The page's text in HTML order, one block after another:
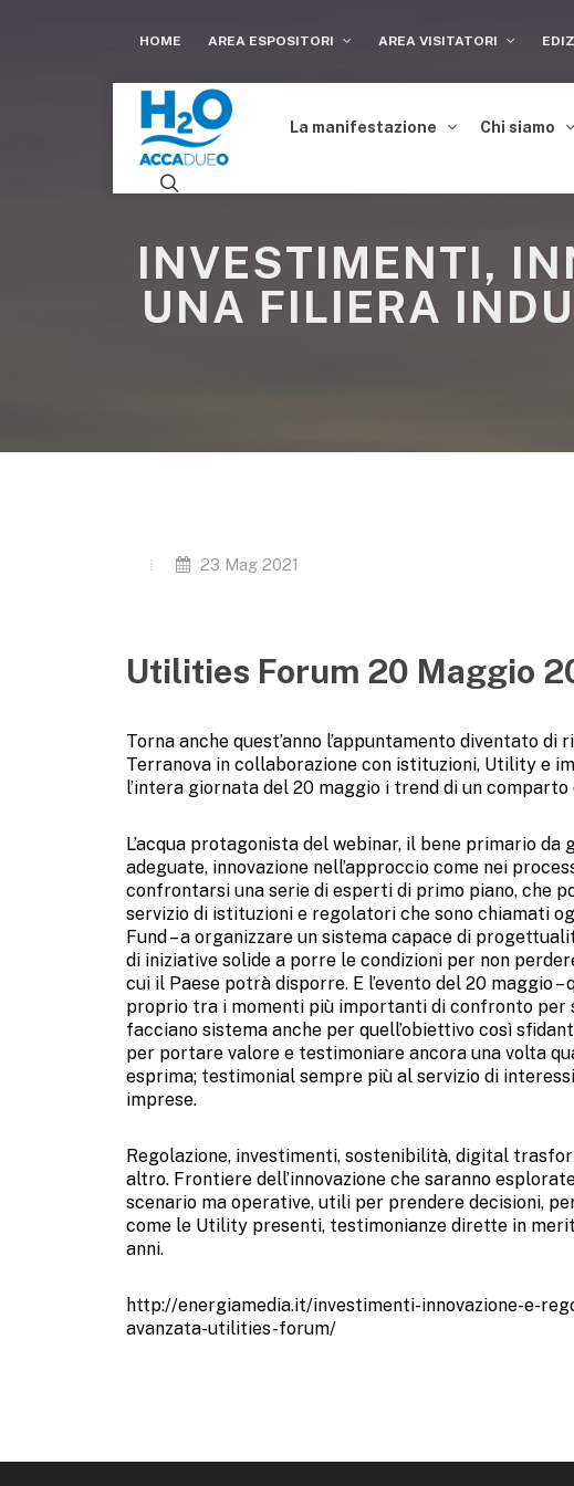
HOME AREA ESPOSITORI AREA VISITATORI
La manifestazione Chi siamo
INVESTIMENTI,
UNA FILIERA
23 Mag 2021
Utilities Forum 20 Maggio
Torna anche quest’anno l’appuntamento diventato
Terranova in collaborazione con istituzioni, Utility e
l’intera giornata del 20 maggio i trend di un
L’acqua protagonista del webinar, il bene primario
adeguate, innovazione nell’approccio come nei
confrontarsi una serie di esperti di primo piano, che
servizio di istituzioni e regolatori che sono chiamati
Fund – a organizzare un sistema capace di
di iniziative solide a porre le condizioni per non
cui il Paese potrà disporre. E l’evento del 20 maggio
proprio tra i momenti più importanti di confronto
facciano sistema anche per quell’obiettivo così
per portare valore e testimoniare ancora una volta
esprima; testimonial sempre più al servizio di
imprese.
Regolazione, investimenti, sostenibilità, digital
altro. Frontiere dell’innovazione che saranno
scenario ma operative, utili per prendere decisioni,
come le Utility presenti, testimonianze dirette in
anni.
http://energiamedia.it/investimenti-innovazione-e-
avanzata-utilities-forum/